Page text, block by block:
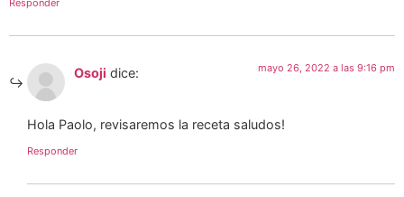
Responder
Osoji dice: mayo 26, 2022 a las 9:16 pm
Hola Paolo, revisaremos la receta saludos!
Responder